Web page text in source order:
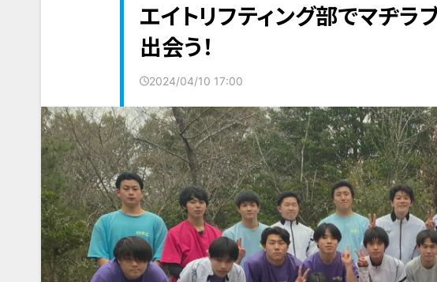
エイトリフティング部でマヂラ
出会う！
2024/04/10 17:00